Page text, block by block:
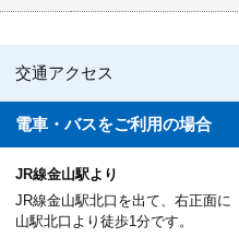
交通アクセス
電車・バスをご利用の場合
JR線金山駅より
JR線金山駅北口を出て、右正面に
山駅北口より徒歩1分です。